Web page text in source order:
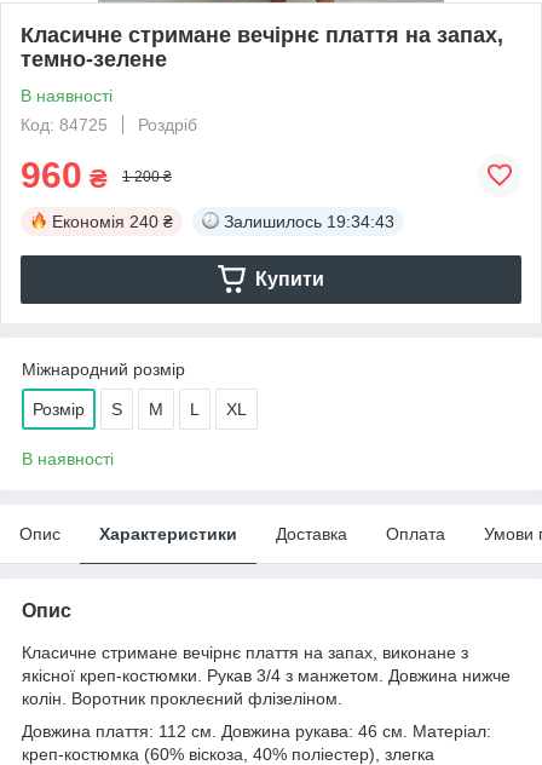
Класичне стримане вечірнє плаття на запах,
темно-зелене
В наявності
Код: 84725
Роздріб
960 ₴ 1 200 ₴
Економія 240 ₴ Залишилось 19:34:43
Купити
Міжнародний розмір
Розмір S M L XL
В наявності
Опис Характеристики Доставка Оплата Умови
Опис
Класичне стримане вечірнє плаття на запах, виконане з
якісної креп-костюмки. Рукав 3/4 з манжетом. Довжина нижче
колін. Воротник проклеєний флізеліном.
Довжина плаття: 112 см. Довжина рукава: 46 см. Матеріал:
креп-костюмка (60% віскоза, 40% поліестер), злегка